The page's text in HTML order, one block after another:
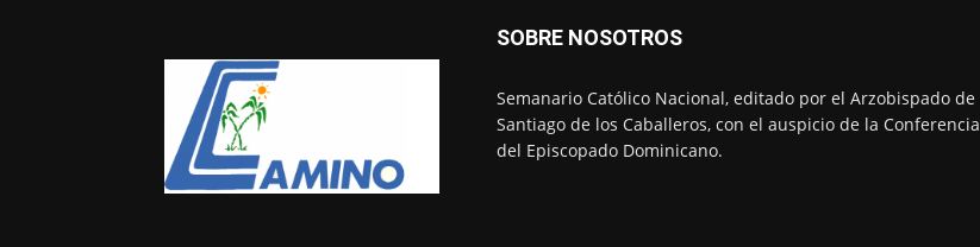
SOBRE NOSOTROS
Semanario Católico Nacional, editado por el Arzobispado de
Santiago de los Caballeros, con el auspicio de la Conferencia
del Episcopado Dominicano.